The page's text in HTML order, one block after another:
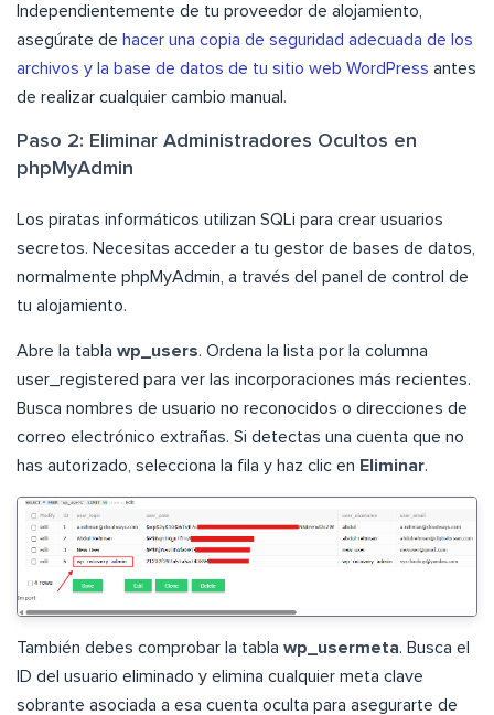
Independientemente de tu proveedor de alojamiento,
asegúrate de hacer una copia de seguridad adecuada de los
archivos y la base de datos de tu sitio web WordPress antes
de realizar cualquier cambio manual.
Paso 2: Eliminar Administradores Ocultos en
phpMyAdmin
Los piratas informáticos utilizan SQLi para crear usuarios
secretos. Necesitas acceder a tu gestor de bases de datos,
normalmente phpMyAdmin, a través del panel de control de
tu alojamiento.
Abre la tabla wp_users. Ordena la lista por la columna
user_registered para ver las incorporaciones más recientes.
Busca nombres de usuario no reconocidos o direcciones de
correo electrónico extrañas. Si detectas una cuenta que no
has autorizado, selecciona la fila y haz clic en Eliminar.
También debes comprobar la tabla wp_usermeta. Busca el
ID del usuario eliminado y elimina cualquier meta clave
sobrante asociada a esa cuenta oculta para asegurarte de